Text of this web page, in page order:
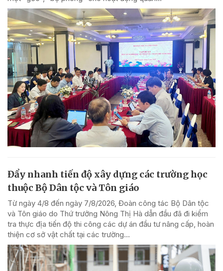
Đẩy nhanh tiến độ xây dựng các trường học
thuộc Bộ Dân tộc và Tôn giáo
Từ ngày 4/8 đến ngày 7/8/2026, Đoàn công tác Bộ Dân tộc
và Tôn giáo do Thứ trưởng Nông Thị Hà dẫn đầu đã đi kiểm
tra thực địa tiến độ thi công các dự án đầu tư nâng cấp, hoàn
thiện cơ sở vật chất tại các trường...